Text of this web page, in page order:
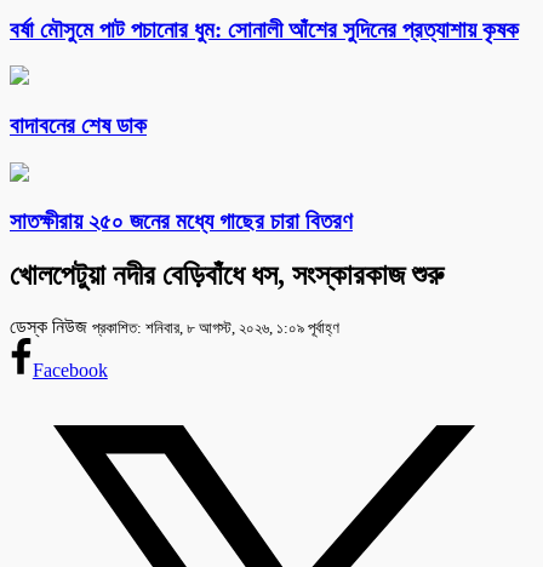
বর্ষা মৌসুমে পাট পচানোর ধুম: সোনালী আঁশের সুদিনের প্রত্যাশায় কৃষক
বাদাবনের শেষ ডাক
সাতক্ষীরায় ২৫০ জনের মধ্যে গাছের চারা বিতরণ
খোলপেটুয়া নদীর বেড়িবাঁধে ধস, সংস্কারকাজ শুরু
ডেস্ক নিউজ প্রকাশিত: শনিবার, ৮ আগস্ট, ২০২৬, ১:০৯ পূর্বাহ্ণ
Facebook